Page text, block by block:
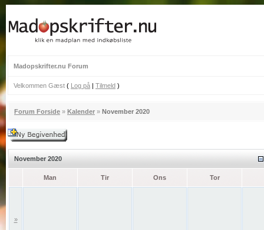
Madopskrifter.nu Forum
Velkommen Gæst ( Log på | Tilmeld )
Forum Forside » Kalender » November 2020
November 2020
Man Tir Ons Tor
»